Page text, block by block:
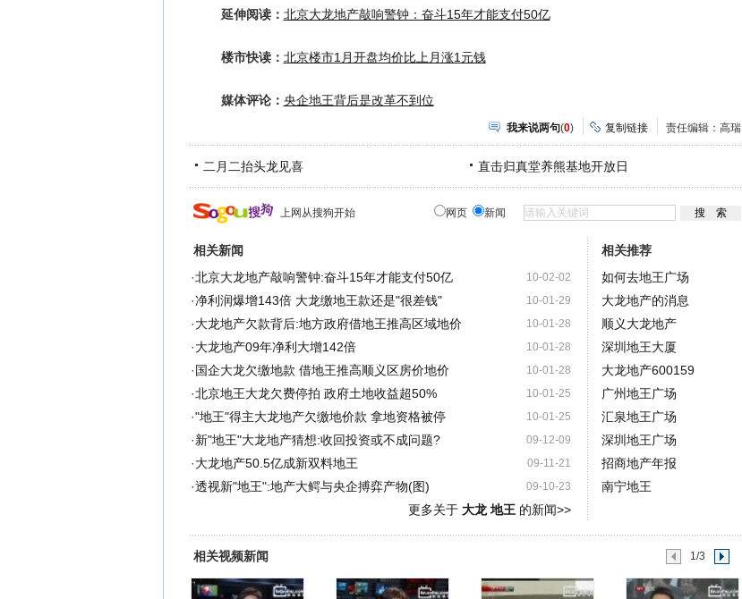
延伸阅读： 北京大龙地产敲响警钟：奋斗15年才能支付50亿
楼市快读： 北京楼市1月开盘均价比上月涨1元钱
媒体评论： 央企地王背后是改革不到位
我来说两句(0) 复制链接 责任编辑：高瑞
二月二抬头龙见喜 直击归真堂养熊基地开放日
上网从搜狗开始 网页 新闻
相关新闻
10-02-02
·北京大龙地产敲响警钟:奋斗15年才能支付50亿
10-01-29
·净利润爆增143倍 大龙缴地王款还是"很差钱"
10-01-28
·大龙地产欠款背后:地方政府借地王推高区域地价
10-01-28
·大龙地产09年净利大增142倍
10-01-28
· 国企大龙欠缴地款 借地王推高顺义区房价地价
10-01-25
·北京地王大龙欠费停拍 政府土地收益超50%
10-01-25
·"地王"得主大龙地产欠缴地价款 拿地资格被停
09-12-09
·新"地王"大龙地产猜想:收回投资或不成问题?
09-11-21
·大龙地产50.5亿成新双料地王
09-10-23
·透视新"地王":地产大鳄与央企搏弈产物(图)
更多关于 大龙 地王的新闻>>
相关推荐
如何去地王广场
大龙地产的消息
顺义大龙地产
深圳地王大厦
大龙地产600159
广州地王广场
汇泉地王广场
深圳地王广场
招商地产年报
南宁地王
相关视频新闻 1/3